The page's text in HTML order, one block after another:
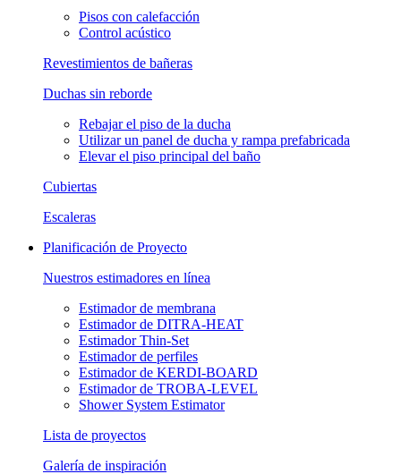
Pisos con calefacción
Control acústico
Revestimientos de bañeras
Duchas sin reborde
Rebajar el piso de la ducha
Utilizar un panel de ducha y rampa prefabricada
Elevar el piso principal del baño
Cubiertas
Escaleras
Planificación de Proyecto
Nuestros estimadores en línea
Estimador de membrana
Estimador de DITRA-HEAT
Estimador Thin-Set
Estimador de perfiles
Estimador de KERDI-BOARD
Estimador de TROBA-LEVEL
Shower System Estimator
Lista de proyectos
Galería de inspiración